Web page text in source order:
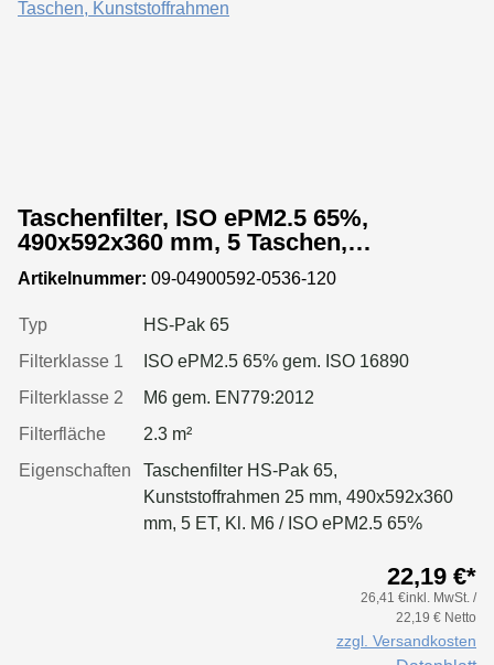
Taschenfilter, ISO ePM2.5 65%,
490x592x360 mm, 5 Taschen,
Kunststoffrahmen
Artikelnummer: 09-04900592-0536-120
Typ
HS-Pak 65
Filterklasse 1
ISO ePM2.5 65% gem. ISO 16890
Filterklasse 2
M6 gem. EN779:2012
Filterfläche
2.3 m²
Eigenschaften
Taschenfilter HS-Pak 65,
Kunststoffrahmen 25 mm, 490x592x360
mm, 5 ET, Kl. M6 / ISO ePM2.5 65%
22,19 €*
26,41 €inkl. MwSt. /
22,19 € Netto
zzgl. Versandkosten